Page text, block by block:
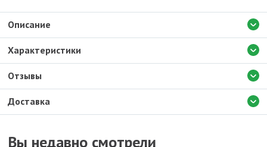
Доставка
Описание
Характеристики
Отзывы
Вы недавно смотрели